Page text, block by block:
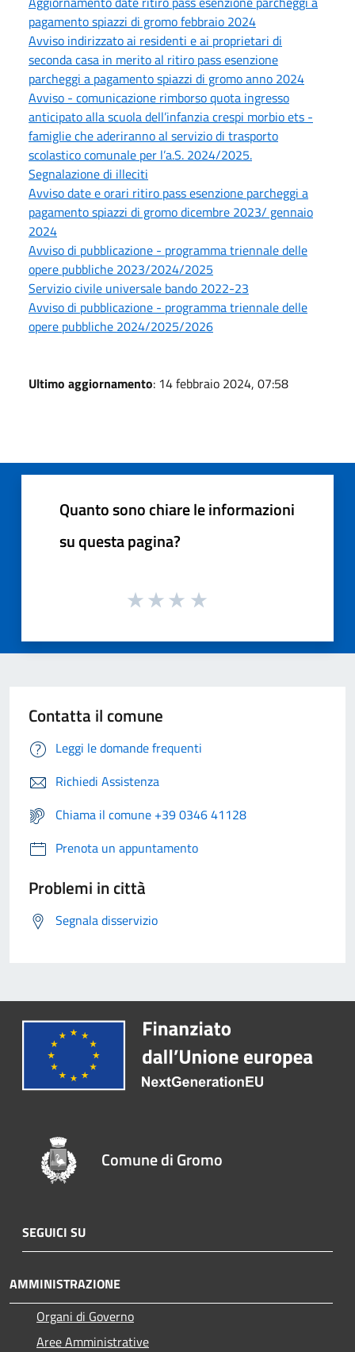
pagamento spiazzi di gromo febbraio 2024
Avviso indirizzato ai residenti e ai proprietari di
seconda casa in merito al ritiro pass esenzione
parcheggi a pagamento spiazzi di gromo anno 2024
Avviso - comunicazione rimborso quota ingresso
anticipato alla scuola dell’infanzia crespi morbio ets -
famiglie che aderiranno al servizio di trasporto
scolastico comunale per l’a.S. 2024/2025.
Segnalazione di illeciti
Avviso date e orari ritiro pass esenzione parcheggi a
pagamento spiazzi di gromo dicembre 2023/ gennaio
2024
Avviso di pubblicazione - programma triennale delle
opere pubbliche 2023/2024/2025
Servizio civile universale bando 2022-23
Avviso di pubblicazione - programma triennale delle
opere pubbliche 2024/2025/2026
Ultimo aggiornamento: 14 febbraio 2024, 07:58
Quanto sono chiare le informazioni
su questa pagina?
Contatta il comune
Leggi le domande frequenti
Richiedi Assistenza
Chiama il comune +39 0346 41128
Prenota un appuntamento
Problemi in città
Segnala disservizio
Comune di Gromo
SEGUICI SU
AMMINISTRAZIONE
Organi di Governo
Aree Amministrative